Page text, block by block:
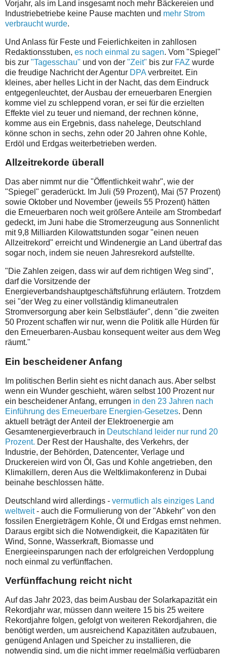
Vorjahr, als im Land insgesamt noch mehr Bäckereien und
Industriebetriebe keine Pause machten und mehr Strom
verbraucht wurde.
Und Anlass für Feste und Feierlichkeiten in zahllosen
Redaktionsstuben, es noch einmal zu sagen. Vom "Spiegel"
bis zur "Tagesschau" und von der "Zeit" bis zur FAZ wurde
die freudige Nachricht der Agentur DPA verbreitet. Ein
kleines, aber helles Licht in der Nacht, das dem Eindruck
entgegenleuchtet, der Ausbau der erneuerbaren Energien
komme viel zu schleppend voran, er sei für die erzielten
Effekte viel zu teuer und niemand, der rechnen könne,
komme aus ein Ergebnis, dass nahelege, Deutschland
könne schon in sechs, zehn oder 20 Jahren ohne Kohle,
Erdöl und Erdgas weiterbetrieben werden.
Allzeitrekorde überall
Das aber nimmt nur die "Öffentlichkeit wahr", wie der
"Spiegel" geraderückt. Im Juli (59 Prozent), Mai (57 Prozent)
sowie Oktober und November (jeweils 55 Prozent) hätten
die Erneuerbaren noch weit größere Anteile am Strombedarf
gedeckt, im Juni habe die Stromerzeugung aus Sonnenlicht
mit 9,8 Milliarden Kilowattstunden sogar "einen neuen
Allzeitrekord" erreicht und Windenergie an Land übertraf das
sogar noch, indem sie neuen Jahresrekord aufstellte.
"Die Zahlen zeigen, dass wir auf dem richtigen Weg sind",
darf die Vorsitzende der
Energieverbandshauptgeschäftsführung erläutern. Trotzdem
sei "der Weg zu einer vollständig klimaneutralen
Stromversorgung aber kein Selbstläufer", denn "die zweiten
50 Prozent schaffen wir nur, wenn die Politik alle Hürden für
den Erneuerbaren-Ausbau konsequent weiter aus dem Weg
räumt."
Ein bescheidener Anfang
Im politischen Berlin sieht es nicht danach aus. Aber selbst
wenn ein Wunder geschieht, wären selbst 100 Prozent nur
ein bescheidener Anfang, errungen in den 23 Jahren nach
Einführung des Erneuerbare Energien-Gesetzes. Denn
aktuell beträgt der Anteil der Elektroenergie am
Gesamtenergieverbrauch in Deutschland leider nur rund 20
Prozent. Der Rest der Haushalte, des Verkehrs, der
Industrie, der Behörden, Datencenter, Verlage und
Druckereien wird von Öl, Gas und Kohle angetrieben, den
Klimakillern, deren Aus die Weltklimakonferenz in Dubai
beinahe beschlossen hätte.
Deutschland wird allerdings - vermutlich als einziges Land
weltweit- auch die Formulierung von der "Abkehr" von den
fossilen Energieträgern Kohle, Öl und Erdgas ernst nehmen.
Daraus ergibt sich die Notwendigkeit, die Kapazitäten für
Wind, Sonne, Wasserkraft, Biomasse und
Energieeinsparungen nach der erfolgreichen Verdopplung
noch einmal zu verfünffachen.
Verfünffachung reicht nicht
Auf das Jahr 2023, das beim Ausbau der Solarkapazität ein
Rekordjahr war, müssen dann weitere 15 bis 25 weitere
Rekordjahre folgen, gefolgt von weiteren Rekordjahren, die
benötigt werden, um ausreichend Kapazitäten aufzubauen,
genügend Anlagen und Speicher zu installieren, die
notwendig sind, um die nicht immer regelmäßig verfügbaren